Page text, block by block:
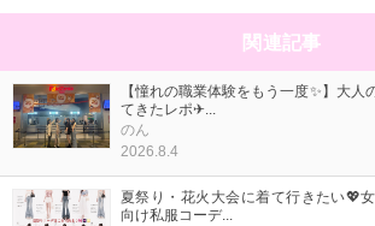
関連記事
【憧れの職業体験をもう一度✨】大人
てきたレポ✈...
のん
2026.8.4
夏祭り・花火大会に着て行きたい💖
向け私服コーデ...